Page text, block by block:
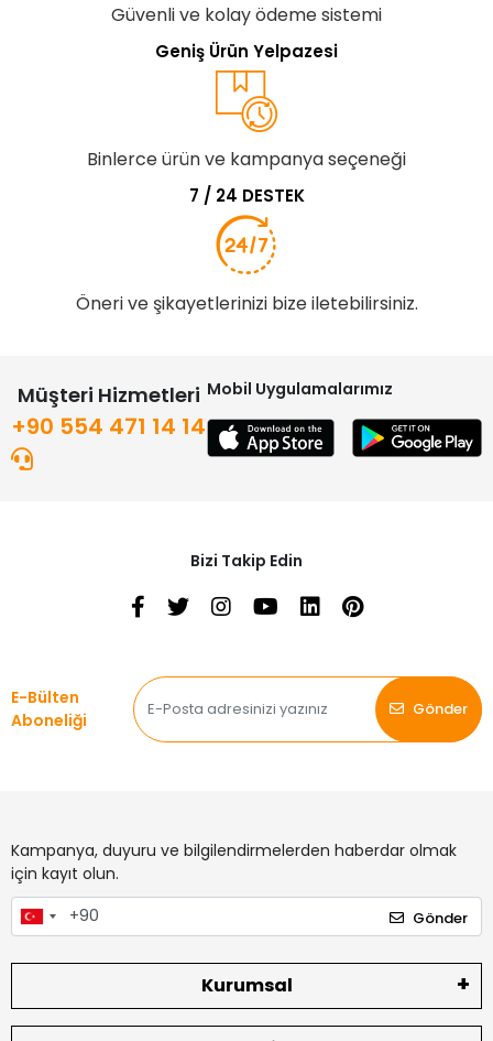
Güvenli ve kolay ödeme sistemi
Geniş Ürün Yelpazesi
Binlerce ürün ve kampanya seçeneği
7 / 24 DESTEK
Öneri ve şikayetlerinizi bize iletebilirsiniz.
Müşteri Hizmetleri
+90 554 471 14 14
Mobil Uygulamalarımız
Bizi Takip Edin
E-Bülten
Aboneliği
Gönder
Kampanya, duyuru ve bilgilendirmelerden haberdar olmak
için kayıt olun.
Gönder
Kurumsal